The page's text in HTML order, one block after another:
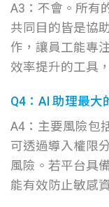
A3：不會。所有
共同目的皆是協
作，讓員工能專
效率提升的工具
Q4：AI 助理最大
A4：主要風險包
可透過導入權限
風險。若平台具
能有效防止敏感